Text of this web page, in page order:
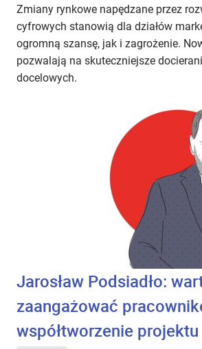
Zmiany rynkowe napędzane przez
cyfrowych stanowią dla działów
ogromną szansę, jak i zagrożenie.
pozwalają na skuteczniejsze
docelowych.
Jarosław Podsiadło:
zaangażować
współtworzenie projektu